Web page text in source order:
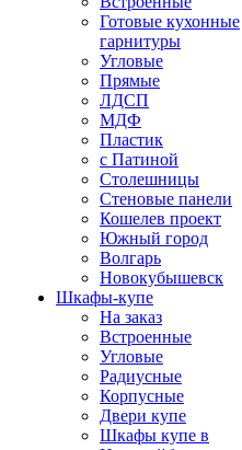
Готовые кухонные
гарнитуры
Угловые
Прямые
ЛДСП
МДФ
Пластик
с Патиной
Столешницы
Стеновые панели
Кошелев проект
Южный город
Волгарь
Новокубышевск
Шкафы-купе
На заказ
Встроенные
Угловые
Радиусные
Корпусные
Двери купе
Шкафы купе в